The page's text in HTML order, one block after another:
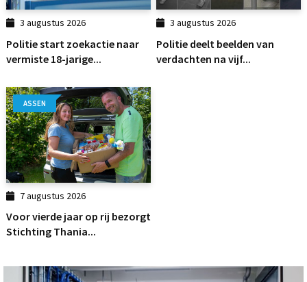
3 augustus 2026
Politie start zoekactie naar
vermiste 18-jarige...
3 augustus 2026
Politie deelt beelden van
verdachten na vijf...
ASSEN
7 augustus 2026
Voor vierde jaar op rij bezorgt
Stichting Thania...